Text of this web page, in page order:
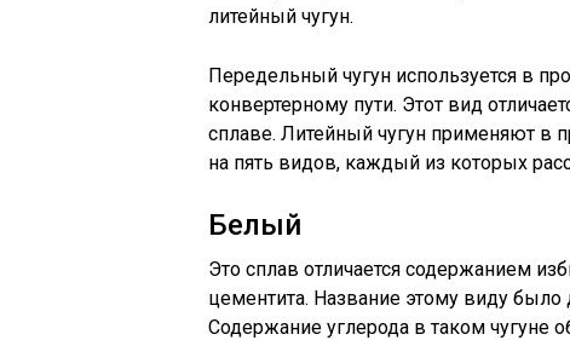
литейный чугун.
Передельный чугун используется в
конвертерному пути. Этот вид
сплаве. Литейный чугун применяют в
на пять видов, каждый из которых
Белый
Это сплав отличается содержанием
цементита. Название этому виду
Содержание углерода в таком чугуне